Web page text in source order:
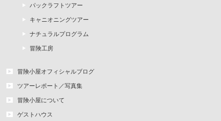
パックラフトツアー
キャニオニングツアー
ナチュラルプログラム
冒険工房
冒険小屋オフィシャルブログ
ツアーレポート／写真集
冒険小屋について
ゲストハウス